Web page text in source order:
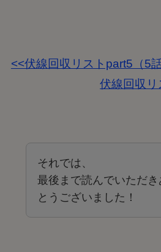
<<伏線回収リストpart5（5話
伏線回収
それでは、
最後まで読んでいただ
とうございました！